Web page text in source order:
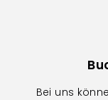
Bei uns